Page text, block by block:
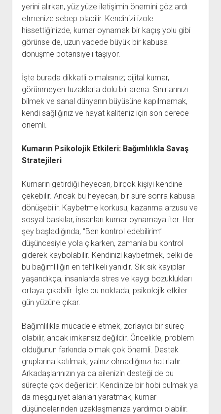
yerini alırken, yüz yüze iletişimin önemini göz ardı
etmenize sebep olabilir. Kendinizi izole
hissettiğinizde, kumar oynamak bir kaçış yolu gibi
görünse de, uzun vadede büyük bir kabusa
dönüşme potansiyeli taşıyor.
İşte burada dikkatli olmalısınız; dijital kumar,
görünmeyen tuzaklarla dolu bir arena. Sınırlarınızı
bilmek ve sanal dünyanın büyüsüne kapılmamak,
kendi sağlığınız ve hayat kaliteniz için son derece
önemli.
Kumarın Psikolojik Etkileri: Bağımlılıkla Savaş
Stratejileri
Kumarın getirdiği heyecan, birçok kişiyi kendine
çekebilir. Ancak bu heyecan, bir süre sonra kabusa
dönüşebilir. Kaybetme korkusu, kazanma arzusu ve
sosyal baskılar, insanları kumar oynamaya iter. Her
şey başladığında, “Ben kontrol edebilirim”
düşüncesiyle yola çıkarken, zamanla bu kontrol
giderek kaybolabilir. Kendinizi kaybetmek, belki de
bu bağımlılığın en tehlikeli yanıdır. Sık sık kayıplar
yaşandıkça, insanlarda stres ve kaygı bozuklukları
ortaya çıkabilir. İşte bu noktada, psikolojik etkiler
gün yüzüne çıkar.
Bağımlılıkla mücadele etmek, zorlayıcı bir süreç
olabilir, ancak imkansız değildir. Öncelikle, problem
olduğunun farkında olmak çok önemli. Destek
gruplarına katılmak, yalnız olmadığınızı hatırlatır.
Arkadaşlarınızın ya da ailenizin desteği de bu
süreçte çok değerlidir. Kendinize bir hobi bulmak ya
da meşguliyet alanları yaratmak, kumar
düşüncelerinden uzaklaşmanıza yardımcı olabilir.